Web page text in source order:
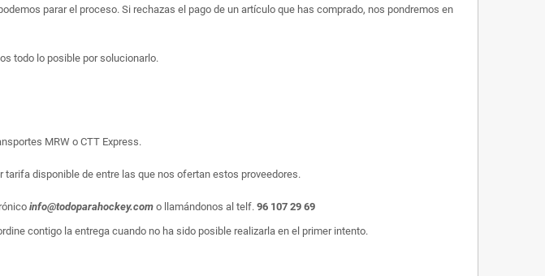
parar el proceso. Si rechazas el pago de un artículo que has comprado, nos pondremos en
todo lo posible por solucionarlo.
MRW o CTT Express.
disponible de entre las que nos ofertan estos proveedores.
info@todoparahockey.com o llamándonos al telf. 96 107 29 69
contigo la entrega cuando no ha sido posible realizarla en el primer intento.